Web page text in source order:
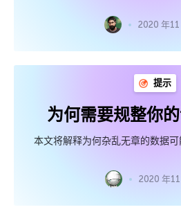
2020 年11
提示
为何需要规整你
本文将解释为何杂乱无章的数据可
2020 年11